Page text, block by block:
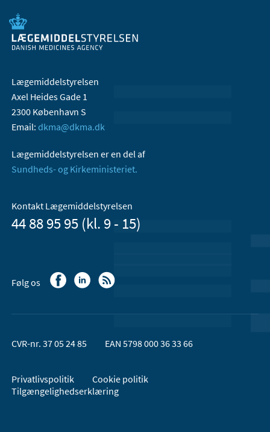
Lægemiddelstyrelsen
Axel Heides Gade 1
2300 København S
Email: dkma@dkma.dk
Lægemiddelstyrelsen er en del af
Sundheds- og Kirkeministeriet.
Kontakt Lægemiddelstyrelsen
44 88 95 95 (kl. 9 - 15)
Følg os
CVR-nr. 37 05 24 85 EAN 5798 000 36 33 66
Privatlivspolitik
Cookie politik
Tilgængelighedserklæring